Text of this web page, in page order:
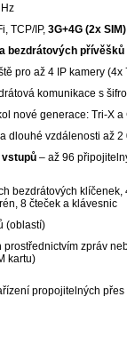
TCP/IP, 3G+4G (2x SIM)
bezdrátových přívěšků
pro až 4 IP kamery (4x
komunikace s
nové generace: Tri-X a
dlouhé vzdálenosti až 2
vstupů – až 96
bezdrátových klíčenek,
8 čteček a klávesnic
(oblastí)
prostřednictvím zpráv
kartu)
propojitelných